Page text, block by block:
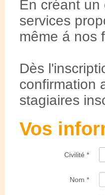
En créant un
services
même á nos
Dès
confirmation
stagiaires
Vos
Civilité *
Nom *